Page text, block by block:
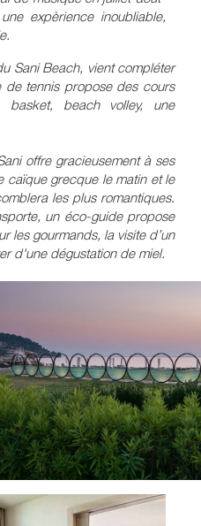
expèrience inoubliable,
Sani Beach, vient compléter
de tennis propose des cours
basket, beach volley, une
offre gracieusement à ses
caïque grecque le matin et le
les plus romantiques.
un éco-guide propose
les gourmands, la visite d’un
d'une dégustation de miel.